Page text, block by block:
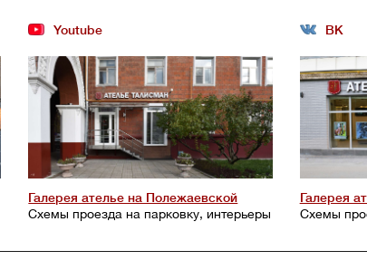
Youtube
Галерея ателье на Полежаевской
Схемы проезда на парковку, интерьеры
ВК
Галерея
Схемы